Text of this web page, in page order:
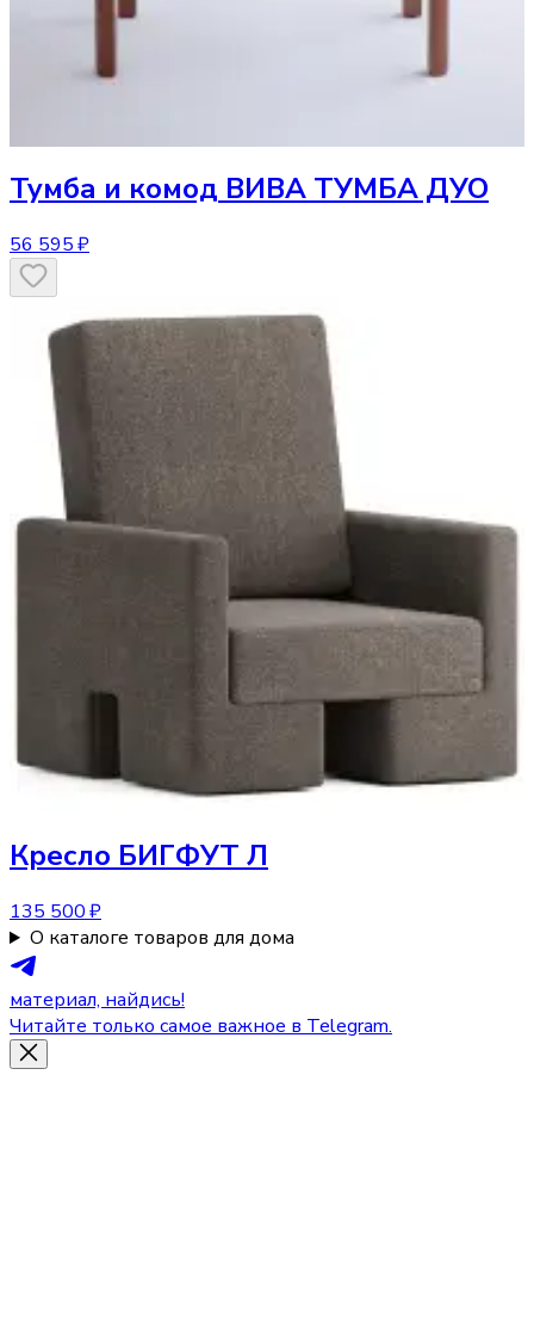
Тумба и комод ВИВА ТУМБА ДУО
56 595 ₽
Кресло БИГФУТ Л
135 500 ₽
О каталоге товаров для дома
материал, найдись!
Читайте только самое важное в Telegram.